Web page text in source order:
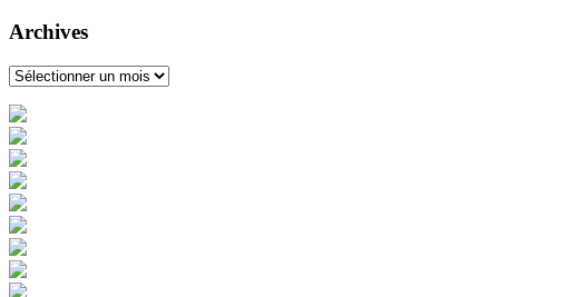
Archives
Archives